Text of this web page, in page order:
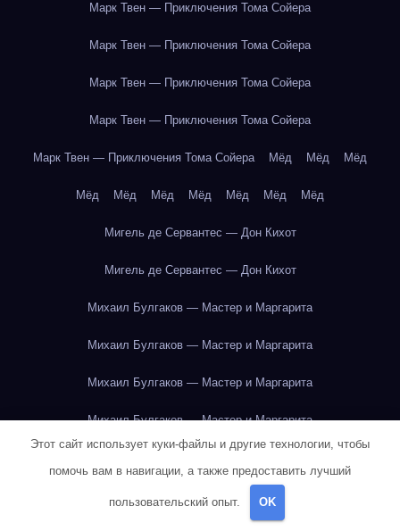
Марк Твен — Приключения Тома Сойера
Марк Твен — Приключения Тома Сойера
Марк Твен — Приключения Тома Сойера
Марк Твен — Приключения Тома Сойера
Марк Твен — Приключения Тома Сойера Мёд Мёд Мёд
Мёд Мёд Мёд Мёд Мёд Мёд Мёд
Мигель де Сервантес — Дон Кихот
Мигель де Сервантес — Дон Кихот
Михаил Булгаков — Мастер и Маргарита
Михаил Булгаков — Мастер и Маргарита
Михаил Булгаков — Мастер и Маргарита
Михаил Булгаков — Мастер и Маргарита
Михаил Булгаков — Мастер и Маргарита
Этот сайт использует куки-файлы и другие технологии, чтобы
помочь вам в навигации, а также предоставить лучший
пользовательский опыт. OK